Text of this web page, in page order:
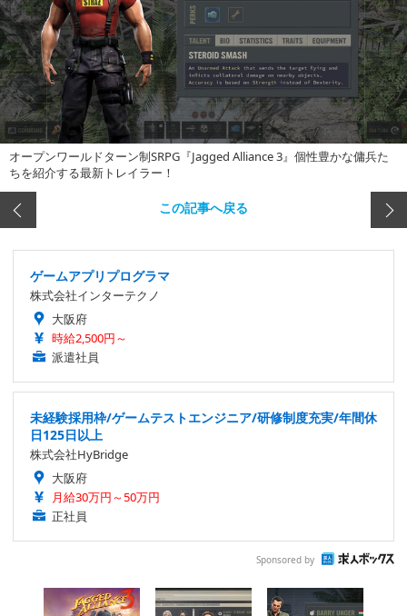
オープンワールドターン制SRPG『Jagged Alliance 3』個性豊かな傭兵た
ちを紹介する最新トレイラー！
この記事へ戻る
ゲームアプリプログラマ
株式会社インターテクノ
大阪府
時給2,500円～
派遣社員
未経験採用枠/ゲームテストエンジニア/研修制度充実/年間休
日125日以上
株式会社HyBridge
大阪府
月給30万円～50万円
正社員
Sponsored by